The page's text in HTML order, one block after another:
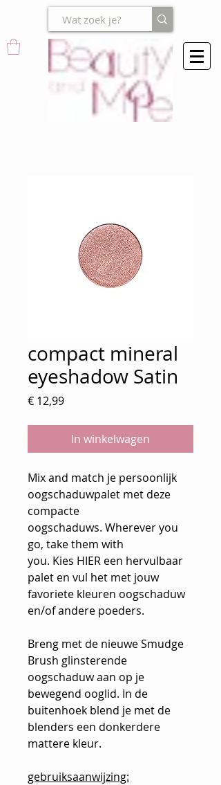
compact mineral
eyeshadow Satin
€ 12,99Prijs
In winkelwagen
Mix and match je persoonlijk
oogschaduwpalet met deze
compacte
oogschaduws. Wherever you
go, take them with
you. Kies HIER een hervulbaar
palet en vul het met jouw
favoriete kleuren oogschaduw
en/of andere poeders.
Breng met de nieuwe Smudge
Brush glinsterende
oogschaduw aan op je
bewegend ooglid. In de
buitenhoek blend je met de
blenders een donkerdere
mattere kleur.
gebruiksaanwijzing: